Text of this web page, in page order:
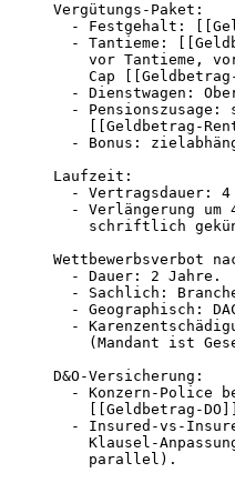
Vergütungs-Paket:
- Festgehalt:
- Tantieme:
vor Tantieme,
Cap
- Dienstwagen:
- Pensionszusage:
[[Geldbetrag-
- Bonus:
Laufzeit:
- Vertragsdauer:
- Verlängerung um
schriftlich
Wettbewerbsverbot
  - Dauer: 2 Jahre.
- Sachlich:
- Geographisch:
-
(Mandant ist
D&O-Versicherung:
- Konzern-Police
[[Geldbetrag-
- Insured-vs-
Klausel-
    parallel).